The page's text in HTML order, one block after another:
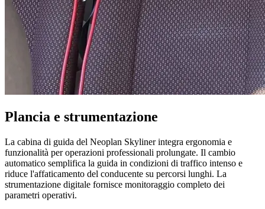
Plancia e strumentazione
La cabina di guida del Neoplan Skyliner integra ergonomia e
funzionalità per operazioni professionali prolungate. Il cambio
automatico semplifica la guida in condizioni di traffico intenso e
riduce l'affaticamento del conducente su percorsi lunghi. La
strumentazione digitale fornisce monitoraggio completo dei
parametri operativi.